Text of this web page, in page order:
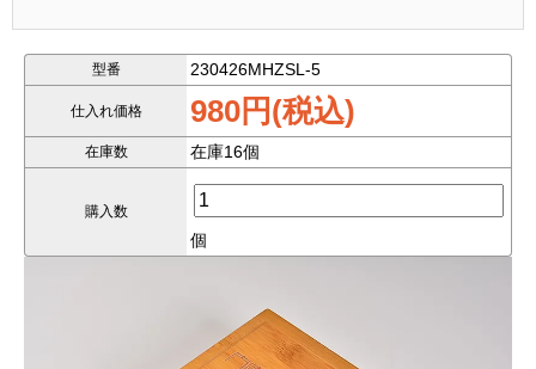
内側はブラックの高級ベロア調クッション仕様。ブレスレット
をしっかり保護しつつ、美しくディスプレイできます。
サイズ：約10.5*10.5cm
型番 230426MHZSL-5
仕入れ価格 980円(税込)
在庫数 在庫16個
購入数
個